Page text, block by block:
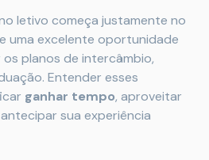
letivo começa justamente no
uma excelente oportunidade
planos de intercâmbio,
Entender esses
ganhar tempo, aproveitar
sua experiência